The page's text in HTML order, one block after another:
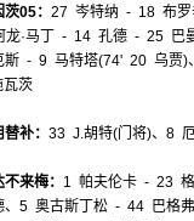
05： 27 岑特纳 - 18 布罗
龙·马丁 - 14 孔德 - 25 巴
斯 - 9 马特塔(74' 20 乌贾
瓦茨
补： 33 J.胡特(门将)、8
来梅： 1 帕夫伦卡 - 23 格
、5 奥古斯丁松 - 44 巴格